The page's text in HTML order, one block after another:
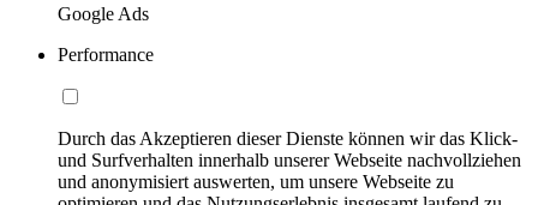
Google Ads
Performance
Durch das Akzeptieren dieser Dienste können wir das Klick-
und Surfverhalten innerhalb unserer Webseite nachvollziehen
und anonymisiert auswerten, um unsere Webseite zu